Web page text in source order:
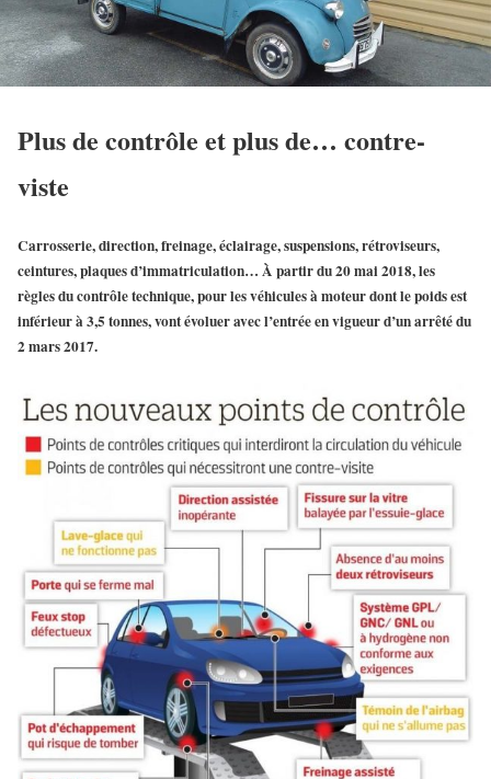
Plus de contrôle et plus de… contre-
viste
Carrosserie, direction, freinage, éclairage, suspensions, rétroviseurs,
ceintures, plaques d’immatriculation… À partir du 20 mai 2018, les
règles du contrôle technique, pour les véhicules à moteur dont le poids est
inférieur à 3,5 tonnes, vont évoluer avec l’entrée en vigueur d’un arrêté du
2 mars 2017.